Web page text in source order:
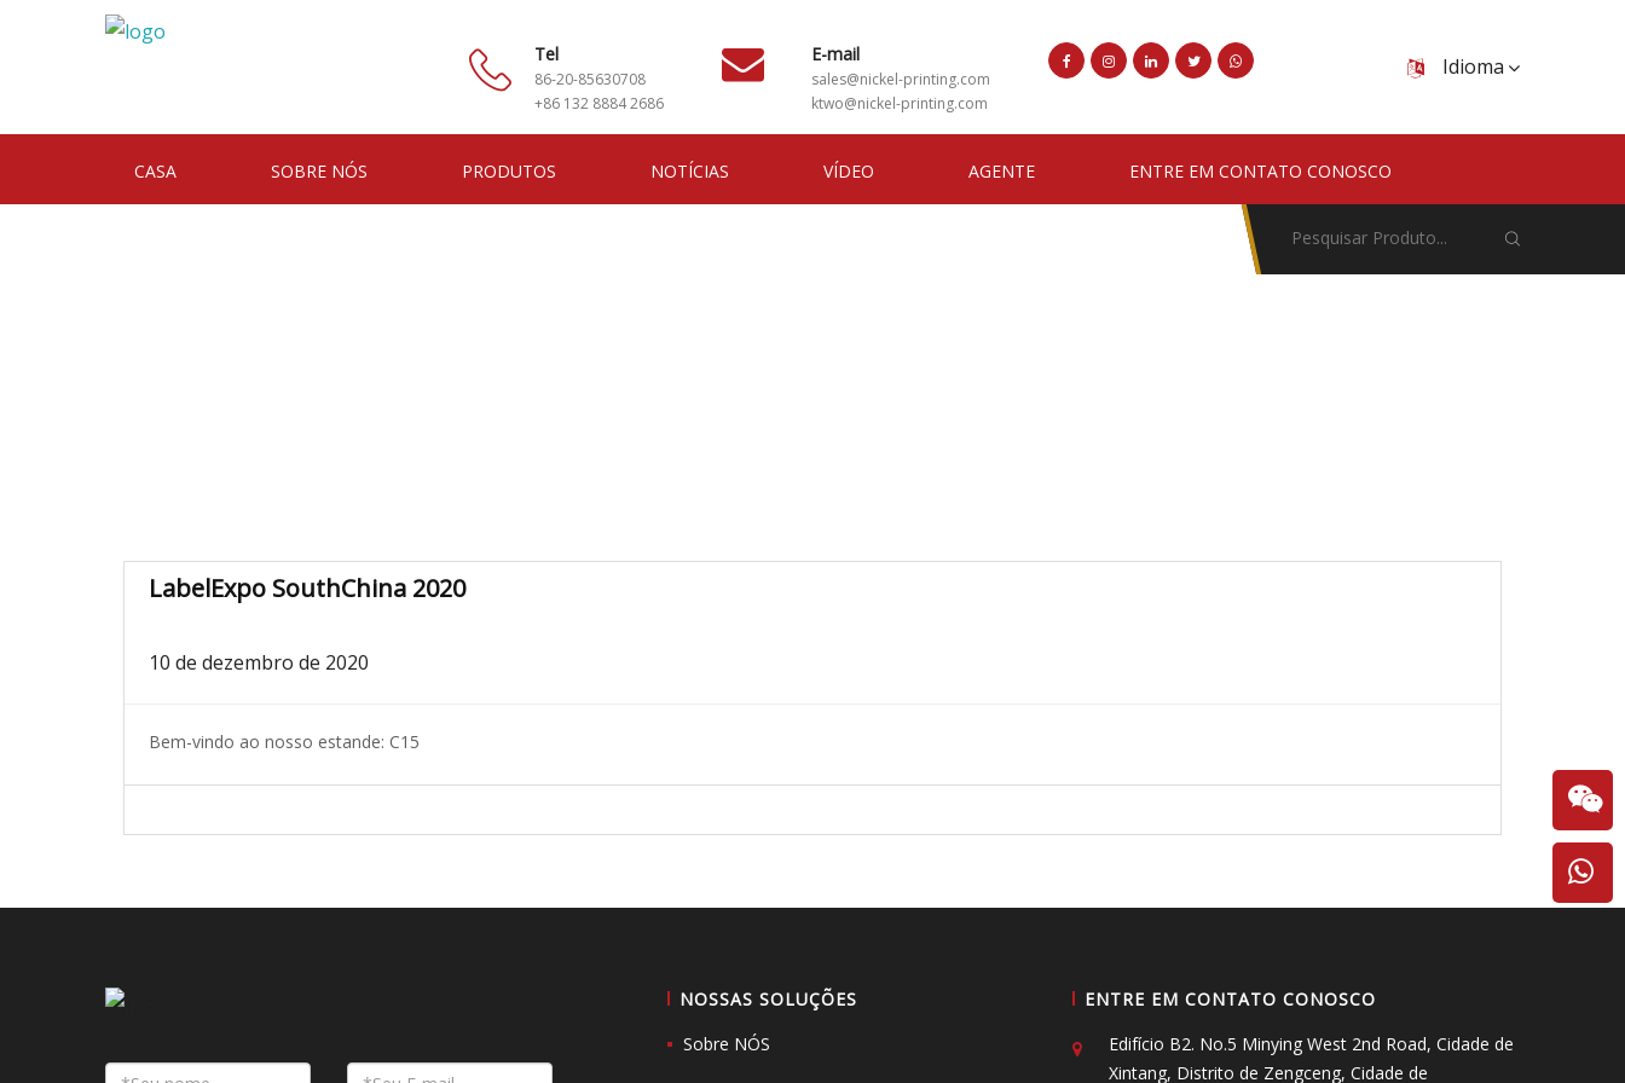
Tel
86-20-85630708
+86 132 8884 2686
E-mail
sales@nickel-printing.com
ktwo@nickel-printing.com
Idioma
CASA SOBRE NÓS PRODUTOS NOTÍCIAS VÍDEO AGENTE ENTRE EM CONTATO CONOSCO
LabelExpo SouthChina 2020
10 de dezembro de 2020
Bem-vindo ao nosso estande: C15
NOSSAS SOLUÇÕES
Sobre NÓS
ENTRE EM CONTATO CONOSCO
Edifício B2. No.5 Minying West 2nd Road, Cidade de
Xintang, Distrito de Zengceng, Cidade de